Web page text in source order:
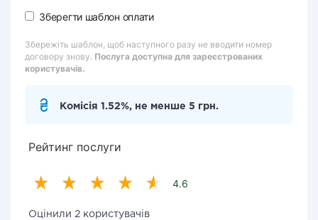
Зберегти шаблон оплати
Збережіть шаблон, щоб наступного разу не вводити номер
договору знову. Послуга доступна для зареєстрованих
користувачів.
Комісія 1.52%, не менше 5 грн.
Рейтинг послуги
4.6
Оцінили 2 користувачів